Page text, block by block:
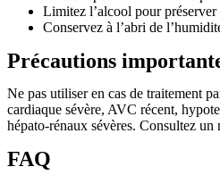
Limitez l’alcool pour préserver
Conservez à l’abri de
Précautions
Ne pas utiliser en cas de traitement
cardiaque sévère, AVC récent,
hépato-rénaux sévères. Consultez
FAQ